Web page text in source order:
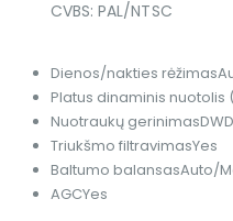
CVBS: PAL/NTSC
Dienos/nakties rėžimas
Platus dinaminis nuotolis
Nuotraukų gerinimas
Triukšmo filtravimasYes
Baltumo balansasAuto/
AGCYes